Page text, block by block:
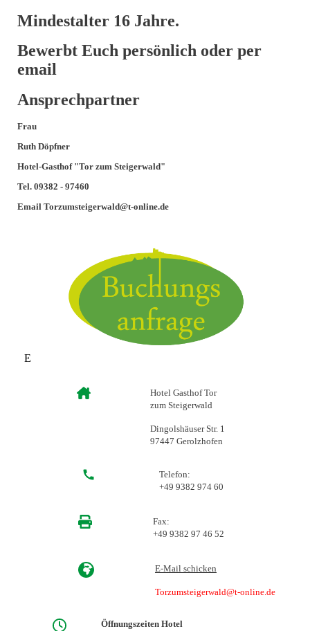
Mindestalter 16 Jahre.
Bewerbt Euch persönlich oder per
email
Ansprechpartner
Frau
Ruth Döpfner
Hotel-Gasthof "Tor zum Steigerwald"
Tel. 09382 - 97460
Email Torzumsteigerwald@t-online.de
E
Hotel Gasthof Tor
zum Steigerwald
Dingolshäuser Str. 1
97447 Gerolzhofen
Telefon:
+49 9382 974 60
Fax:
+49 9382 97 46 52
E-Mail schicken
Torzumsteigerwald@t-online.de
Öffnungszeiten Hotel